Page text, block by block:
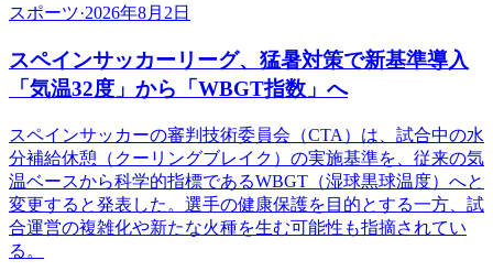
スポーツ·2026年8月2日
スペインサッカーリーグ、猛暑対策で新基準導入
「気温32度」から「WBGT指数」へ
スペインサッカーの審判技術委員会（CTA）は、試合中の水
分補給休憩（クーリングブレイク）の実施基準を、従来の気
温ベースから科学的指標であるWBGT（湿球黒球温度）へと
変更すると発表した。選手の健康保護を目的とする一方、試
合運営の複雑化や新たな火種を生む可能性も指摘されてい
る。